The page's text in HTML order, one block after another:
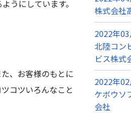
うにしています。
、お客様のもとに
コツいろんなこと
株式会社
2022年
北陸コン
ビス株式
2022年
ケボウソ
会社